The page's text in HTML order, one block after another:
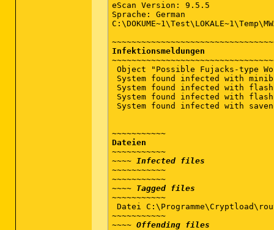
eScan Version: 9.5.5
Sprache: German
Infektionsmeldungen
Object "Possible Fujacks-type
System found infected with
System found infected with
System found infected with
System found infected with
Dateien
~~~~~~~~~~~
~~~~ Infected files
~~~~~~~~~~~
~~~~~~~~~~~
~~~~ Tagged files
~~~~~~~~~~~
Datei
~~~~~~~~~~~
~~~~ Offending files